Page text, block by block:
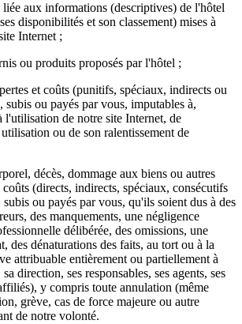
aux informations (descriptives) de l'hôtel
disponibilités et son classement) mises à
Internet ;
ou produits proposés par l'hôtel ;
et coûts (punitifs, spéciaux, indirects ou
subis ou payés par vous, imputables à,
l'utilisation de notre site Internet, de
ou de son ralentissement de
décès, dommage aux biens ou autres
(directs, indirects, spéciaux, consécutifs
ou payés par vous, qu'ils soient dus à des
des manquements, une négligence
délibérée, des omissions, une
des dénaturations des faits, au tort ou à la
attribuable entièrement ou partiellement à
direction, ses responsables, ses agents, ses
y compris toute annulation (même
grève, cas de force majeure ou autre
de notre volonté.